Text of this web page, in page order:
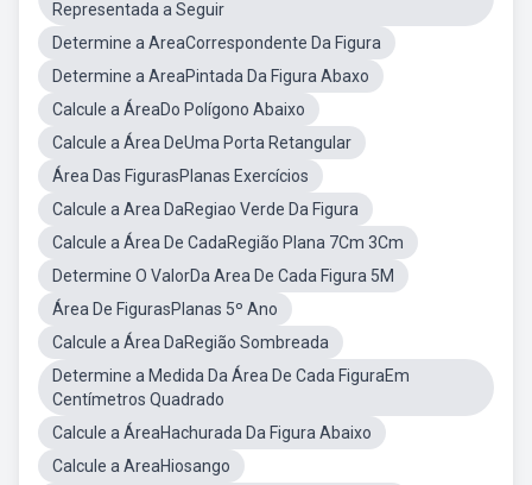
Representada a Seguir
Determine a AreaCorrespondente Da Figura
Determine a AreaPintada Da Figura Abaxo
Calcule a ÁreaDo Polígono Abaixo
Calcule a Área DeUma Porta Retangular
Área Das FigurasPlanas Exercícios
Calcule a Area DaRegiao Verde Da Figura
Calcule a Área De CadaRegião Plana 7Cm 3Cm
Determine O ValorDa Area De Cada Figura 5M
Área De FigurasPlanas 5º Ano
Calcule a Área DaRegião Sombreada
Determine a Medida Da Área De Cada FiguraEm
Centímetros Quadrado
Calcule a ÁreaHachurada Da Figura Abaixo
Calcule a AreaHiosango